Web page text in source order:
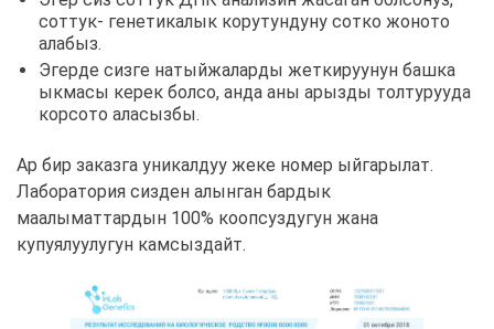
соттук- генетикалык корутундуну сотко жоното
алабыз.
Эгерде сизге натыйжаларды жеткируунун башка
ыкмасы керек болсо, анда аны арызды толтурууда
корсото аласызбы.
Ар бир заказга уникалдуу жеке номер ыйгарылат.
Лаборатория сизден алынган бардык
маалыматтардын 100% коопсуздугун жана
купуялуулугун камсыздайт.